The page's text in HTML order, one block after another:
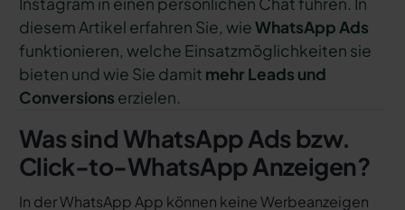
diesem Artikel erfahren Sie, wieWhatsApp Ads
funktionieren, welche Einsatzmöglichkeiten sie
bieten und wie Sie damit mehr Leads und
Conversions erzielen.
Was sind WhatsApp Ads bzw.
Click-to-WhatsApp Anzeigen?
In der WhatsApp App können keine Werbeanzeigen